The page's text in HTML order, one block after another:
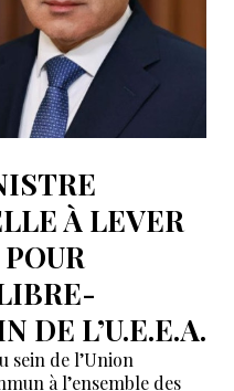
À LEVER
DE L’U.E.E.A.
sein de l’Union
à l’ensemble des